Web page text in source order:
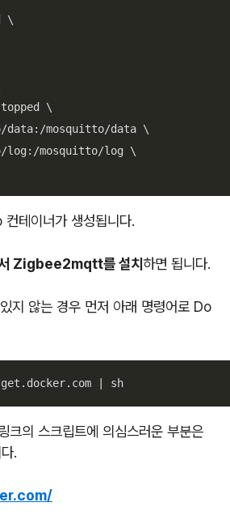
\
\
data:/mosquitto/data \
log:/mosquitto/log \
테이너가 생성됩니다.
서 Zigbee2mqtt를 설치하면 됩니다.
지 않는 경우 먼저 아래 명령어로 Do
| sh
크의 스크립트에 의심스러운 부분은
.